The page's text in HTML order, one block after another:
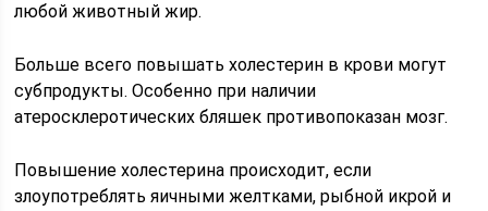
любой животный жир.
Больше всего повышать холестерин в крови могут
субпродукты. Особенно при наличии
атеросклеротических бляшек противопоказан мозг.
Повышение холестерина происходит, если
злоупотреблять яичными желтками, рыбной икрой и